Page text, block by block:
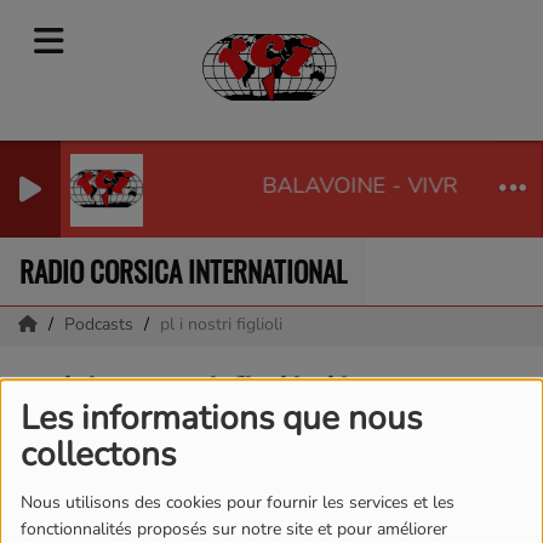
Les informations que nous
collectons
Nous utilisons des cookies pour fournir les services et les
fonctionnalités proposés sur notre site et pour améliorer
BALAVOINE - VIVRE OU
RADIO CORSICA INTERNATIONAL
Podcasts pl i nostri figlioli
pl i nostri figlioli